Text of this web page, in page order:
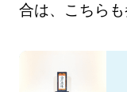
合は、こちらも